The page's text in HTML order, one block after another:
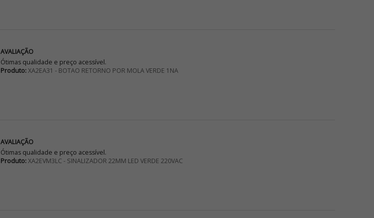
AVALIAÇÃO
Ótimas qualidade e preço acessível.
Produto:XA2EA31 - BOTAO RETORNO POR MOLA VERDE 1NA
AVALIAÇÃO
Ótimas qualidade e preço acessível.
Produto:XA2EVM3LC - SINALIZADOR 22MM LED VERDE 220VAC